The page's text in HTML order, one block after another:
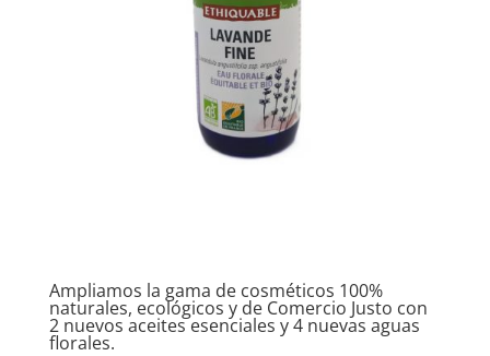
Ampliamos la gama de cosméticos 100%
naturales, ecológicos y de Comercio Justo con
2 nuevos aceites esenciales y 4 nuevas aguas
florales.